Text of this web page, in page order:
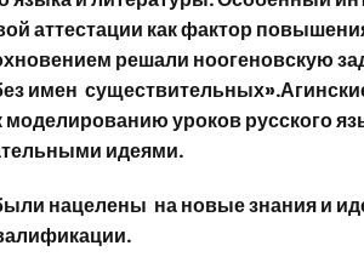
аттестации как фактор
решали ноогеновскую
имен
уроков русского
идеями.
нацелены на новые знания и